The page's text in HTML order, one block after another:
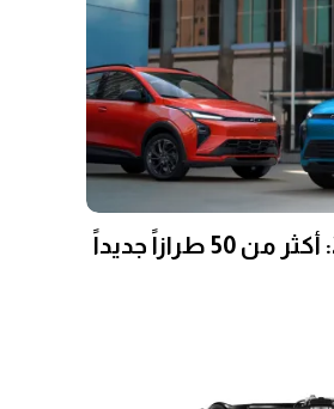
حصاد السيارات 2026: أكثر من 50 طرازاً جديداً